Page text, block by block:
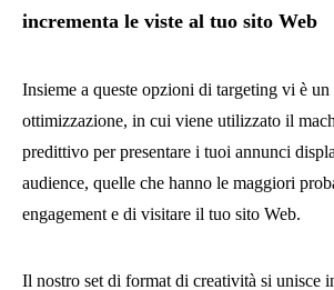
incrementa le viste al tuo sito Web
Insieme a queste opzioni di targeting vi è
ottimizzazione, in cui viene utilizzato il
predittivo per presentare i tuoi annunci
audience, quelle che hanno le maggiori
engagement e di visitare il tuo sito Web.
Il nostro set di format di creatività si unisce